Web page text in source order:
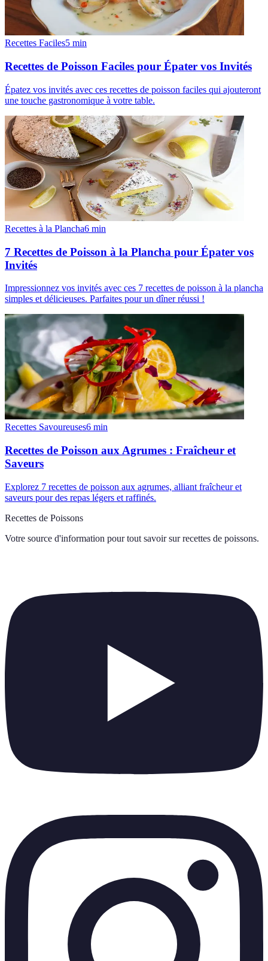
Recettes Faciles5 min
Recettes de Poisson Faciles pour Épater vos Invités
Épatez vos invités avec ces recettes de poisson faciles qui ajouteront
une touche gastronomique à votre table.
Recettes à la Plancha6 min
7 Recettes de Poisson à la Plancha pour Épater vos
Invités
Impressionnez vos invités avec ces 7 recettes de poisson à la plancha
simples et délicieuses. Parfaites pour un dîner réussi !
Recettes Savoureuses6 min
Recettes de Poisson aux Agrumes : Fraîcheur et
Saveurs
Explorez 7 recettes de poisson aux agrumes, alliant fraîcheur et
saveurs pour des repas légers et raffinés.
Recettes de Poissons
Votre source d'information pour tout savoir sur recettes de poissons.